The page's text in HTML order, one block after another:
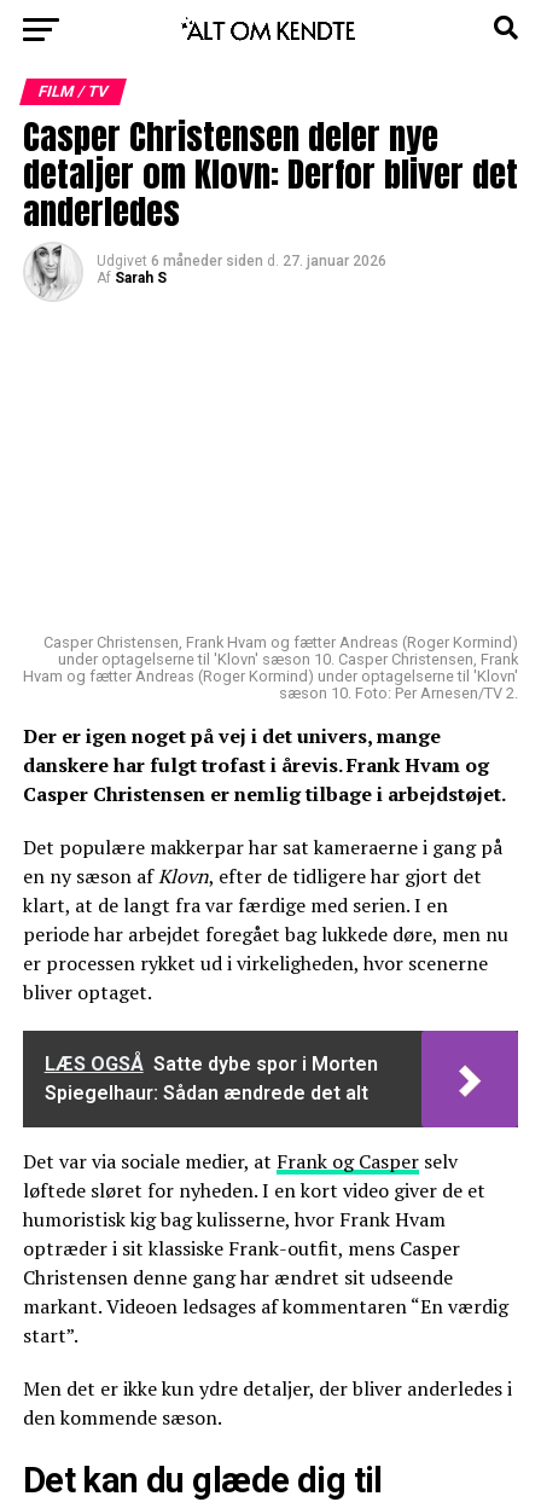
FILM / TV
Casper Christensen deler nye
detaljer om Klovn: Derfor bliver det
anderledes
Udgivet 6 måneder siden d. 27. januar 2026
Af Sarah S
Casper Christensen, Frank Hvam og fætter Andreas (Roger Kormind)
under optagelserne til 'Klovn' sæson 10. Casper Christensen, Frank
Hvam og fætter Andreas (Roger Kormind) under optagelserne til 'Klovn'
sæson 10. Foto: Per Arnesen/TV 2.
Der er igen noget på vej i det univers, mange
danskere har fulgt trofast i årevis. Frank Hvam og
Casper Christensen er nemlig tilbage i arbejdstøjet.
Det populære makkerpar har sat kameraerne i gang på
en ny sæson afKlovn, efter de tidligere har gjort det
klart, at de langt fra var færdige med serien. I en
periode har arbejdet foregået bag lukkede døre, men nu
er processen rykket ud i virkeligheden, hvor scenerne
bliver optaget.
LÆS OGSÅ Satte dybe spor i Morten
Spiegelhaur: Sådan ændrede det alt
Det var via sociale medier, at Frank og Casperselv
løftede sløret for nyheden. I en kort video giver de et
humoristisk kig bag kulisserne, hvor Frank Hvam
optræder i sit klassiske Frank-outfit, mens Casper
Christensen denne gang har ændret sit udseende
markant. Videoen ledsages af kommentaren “En værdig
start”.
Men det er ikke kun ydre detaljer, der bliver anderledes i
den kommende sæson.
Det kan du glæde dig til